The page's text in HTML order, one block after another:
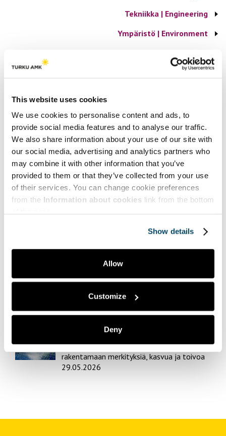
This website uses cookies
We use cookies to personalise content and ads, to
provide social media features and to analyse our traffic.
We also share information about your use of our site with
our social media, advertising and analytics partners who
may combine it with other information that you’ve
provided to them or that they’ve collected from your use
of their services. You can change cookie preferences
from the Information about cookies link from the bottom
Show details
Allow
Customize
Deny
Tekniikka | Engineering
Ympäristö | Environment
Dilukshi Soysa,
Tommy Lyons,
Mari Lahti,
Johanna Berg
Melodic project promotes mental health
among young adults with cancer
12.05.2026
Taiteilijaidentiteetin rakentuminen
on lasten itse tuottaman taiteen ja
kulttuurin asema varhaiskasvatuksessa?
28.05.2026
Timo Tanskanen,
Valmis! – Tekemään taidetta sekä
rakentamaan merkityksiä, kasvua ja toivoa
29.05.2026